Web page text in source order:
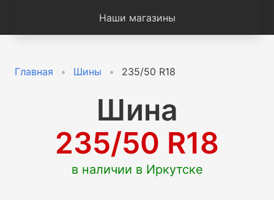
Наши магазины
Главная Шины 235/50 R18
Шина
235/50 R18
в наличии в Иркутске